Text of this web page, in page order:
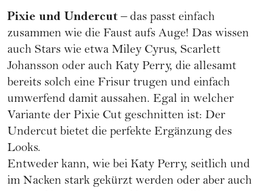
Pixie und Undercut– das passt einfach
zusammen wie die Faust aufs Auge! Das wissen
auch Stars wie etwa Miley Cyrus, Scarlett
Johansson oder auch Katy Perry, die allesamt
bereits solch eine Frisur trugen und einfach
umwerfend damit aussahen. Egal in welcher
Variante der Pixie Cut geschnitten ist: Der
Undercut bietet die perfekte Ergänzung des
Looks.
Entweder kann, wie bei Katy Perry, seitlich und
im Nacken stark gekürzt werden oder aber auch